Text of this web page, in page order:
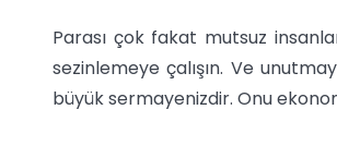
Parası çok fakat mutsuz
sezinlemeye çalışın. Ve
büyük sermayenizdir. Onu